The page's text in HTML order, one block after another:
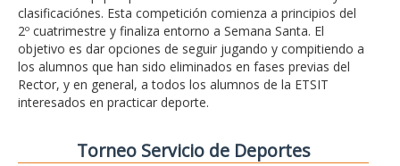
clasificaciónes. Esta competición comienza a principios del
2º cuatrimestre y finaliza entorno a Semana Santa. El
objetivo es dar opciones de seguir jugando y compitiendo a
los alumnos que han sido eliminados en fases previas del
Rector, y en general, a todos los alumnos de la ETSIT
interesados en practicar deporte.
Torneo Servicio de Deportes